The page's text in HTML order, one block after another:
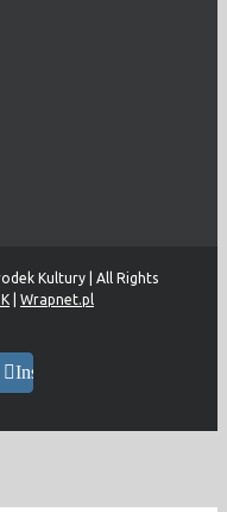
Kultury | All Rights
Wrapnet.pl
Instagram